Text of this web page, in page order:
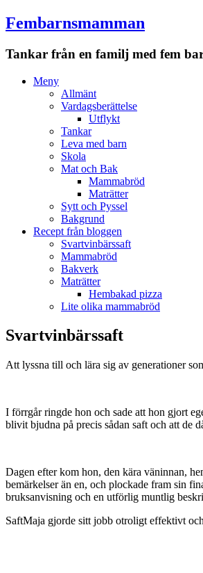
Fembarnsmamman
Tankar från en familj med fem
Meny
HoppaMeny
Allmänt
Vardagsberättelse
Utflykt
Tankar
Leva med barn
Skola
Mat och Bak
Mammabröd
Maträtter
Sytt och Pyssel
Bakgrund
Recept från bloggen
Svartvinbärssaft
Mammabröd
Bakverk
Maträtter
Hembakad pizza
Lite olika mammabröd
Svartvinbärssaft
Att lyssna till och lära sig av generationer
I förrgår ringde hon och sade att hon gjort
blivit bjudna på precis sådan saft och att de
Dagen efter kom hon, den kära väninnan,
bemärkelser än en, och plockade fram sin
bruksanvisning och en utförlig muntlig
SaftMaja gjorde sitt jobb otroligt effektivt